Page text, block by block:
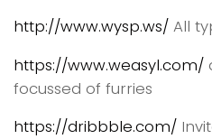
http://www.wysp.ws/ All
https://www.weasyl.com/
focussed of furries
https://dribbble.com/